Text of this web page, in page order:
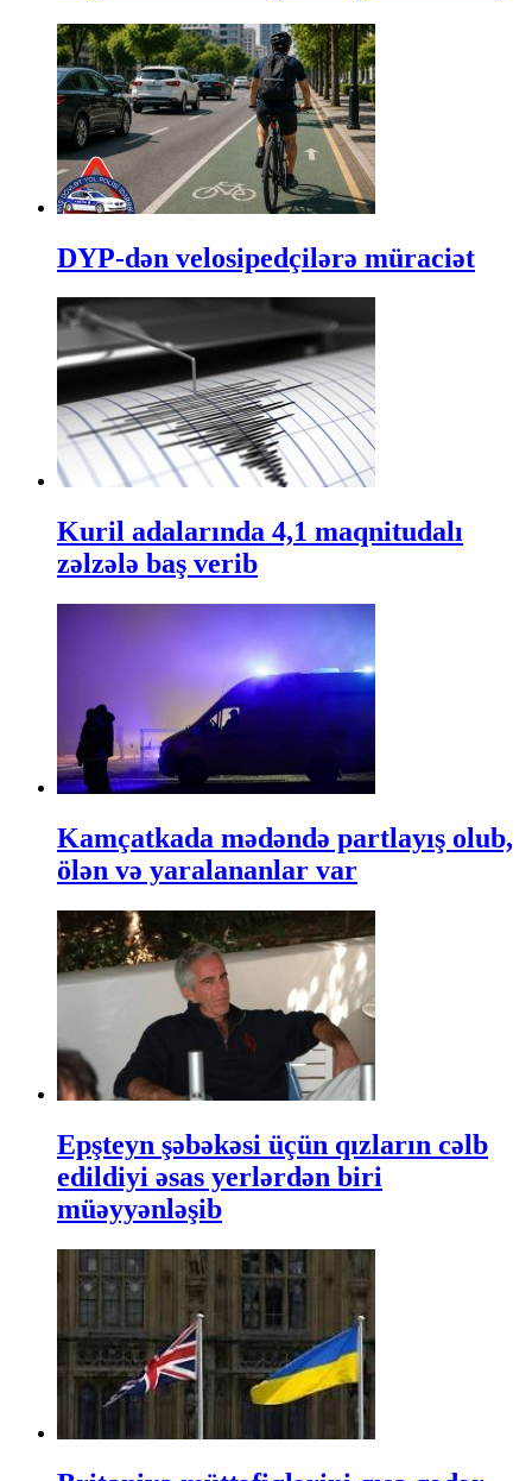
DYP-dən velosipedçilərə müraciət
Kuril adalarında 4,1 maqnitudalı
zəlzələ baş verib
Kamçatkada mədəndə partlayış olub,
ölən və yaralananlar var
Epşteyn şəbəkəsi üçün qızların cəlb
edildiyi əsas yerlərdən biri
müəyyənləşib